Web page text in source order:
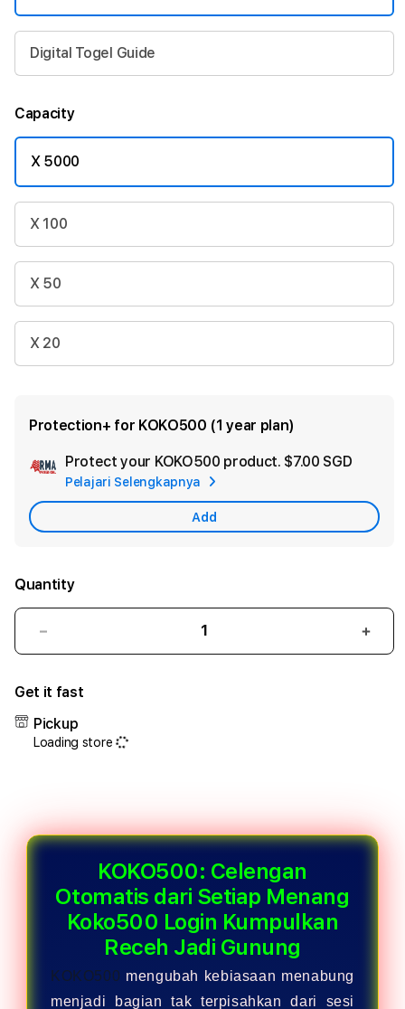
Digital Togel Guide
Capacity
X 5000
X 100
X 50
X 20
Protection+ for KOKO500 (1 year plan)
Protect your KOKO500 product. $7.00 SGD
Pelajari Selengkapnya
Care
Add
Quantity
Decrease
quantity
KOKO500:
Celengan
Otomatis
dari
Login
Kumpulkan
Jadi
Gunung
Get it fast
Pickup
Loading store
KOKO500: Celengan
Otomatis dari Setiap Menang
Koko500 Login Kumpulkan
Receh Jadi Gunung
KOKO500 mengubah kebiasaan menabung
menjadi bagian tak terpisahkan dari sesi